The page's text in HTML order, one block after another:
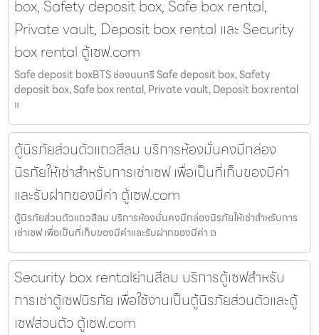
box, Safety deposit box, Safe box rental,
Private vault, Deposit box rental และ Security
box rental ตู้เซฟ.com
Safe deposit boxBTS ช่องนนทรี Safe deposit box, Safety
deposit box, Safe box rental, Private vault, Deposit box rental
แ
ตู้นิรภัยส่วนตัวแถวสีลม บริการห้องมั่นคงมีกล่อง
นิรภัยให้เช่าสำหรับการเช่าเซฟ เพื่อเป็นที่เก็บของมีค่า
และรับฝากของมีค่า ตู้เซฟ.com
ตู้นิรภัยส่วนตัวแถวสีลม บริการห้องมั่นคงมีกล่องนิรภัยให้เช่าสำหรับการ
เช่าเซฟ เพื่อเป็นที่เก็บของมีค่าและรับฝากของมีค่า ต
Security box rentalย่านสีลม บริการตู้เซฟสำหรับ
การเช่าตู้เซฟนิรภัย เพื่อใช้งานเป็นตู้นิรภัยส่วนตัวและตู้
เซฟส่วนตัว ตู้เซฟ.com